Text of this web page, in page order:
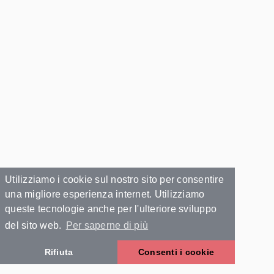
Utilizziamo i cookie sul nostro sito per consentire
una migliore esperienza internet. Utilizziamo
queste tecnologie anche per l'ulteriore sviluppo
del sito web.
Per saperne di più
Rifiuta Consenti i cookie